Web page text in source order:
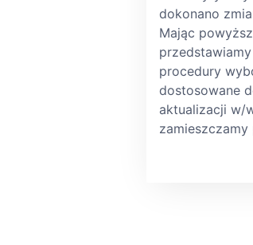
dokonano
Mając
procedury
dostosowane
aktualizacji w/